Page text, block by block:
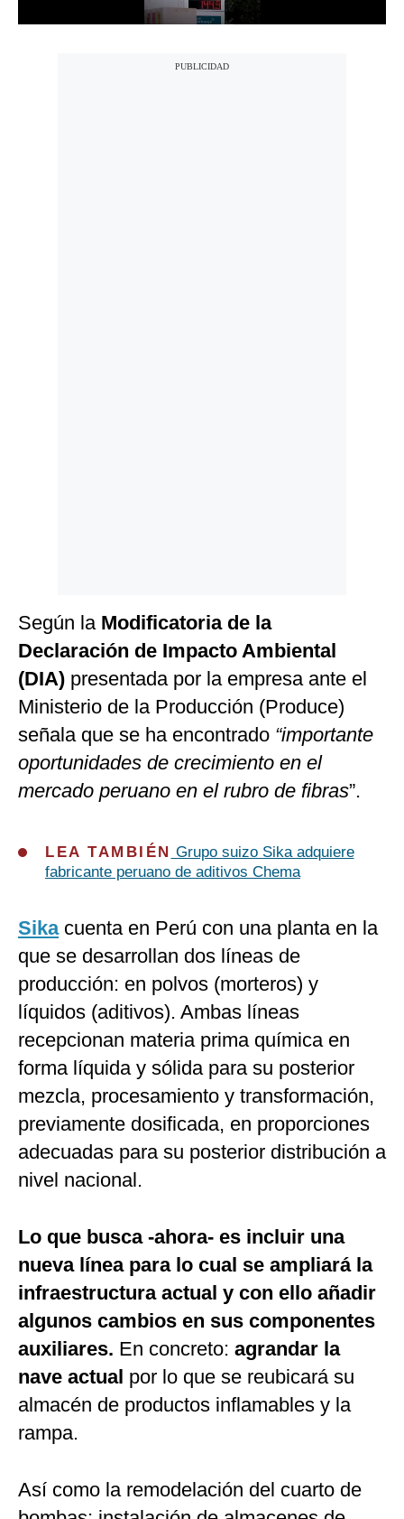
Videos
Según la Modificatoria de la
Declaración de Impacto Ambiental
(DIA) presentada por la empresa ante el
Ministerio de la Producción (Produce)
señala que se ha encontrado “importante
oportunidades de crecimiento en el
mercado peruano en el rubro de fibras”.
LEA TAMBIÉN Grupo suizo Sika adquiere
fabricante peruano de aditivos Chema
Sikacuenta en Perú con una planta en la
que se desarrollan dos líneas de
producción: en polvos (morteros) y
líquidos (aditivos). Ambas líneas
recepcionan materia prima química en
forma líquida y sólida para su posterior
mezcla, procesamiento y transformación,
previamente dosificada, en proporciones
adecuadas para su posterior distribución a
nivel nacional.
Lo que busca -ahora- es incluir una
nueva línea para lo cual se ampliará la
infraestructura actual y con ello añadir
algunos cambios en sus componentes
auxiliares. En concreto: agrandar la
nave actual por lo que se reubicará su
almacén de productos inflamables y la
rampa.
Así como la remodelación del cuarto de